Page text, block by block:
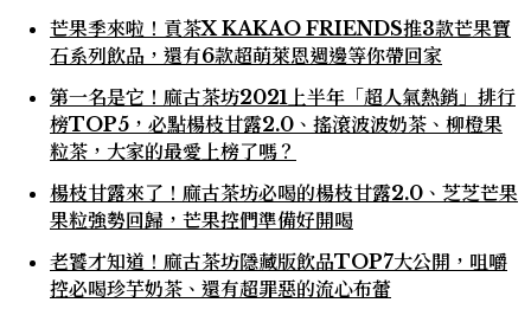
芒果季來啦！貢茶X KAKAO FRIENDS推3款芒果寶
石系列飲品，還有6款超萌萊恩週邊等你帶回家
第一名是它！麻古茶坊2021上半年「超人氣熱銷」排行
榜TOP5，必點楊枝甘露2.0、搖滾波波奶茶、柳橙果
粒茶，大家的最愛上榜了嗎？
楊枝甘露來了！麻古茶坊必喝的楊枝甘露2.0、芝芝芒果
果粒強勢回歸，芒果控們準備好開喝
老饕才知道！麻古茶坊隱藏版飲品TOP7大公開，咀嚼
控必喝珍芋奶茶、還有超罪惡的流心布蕾